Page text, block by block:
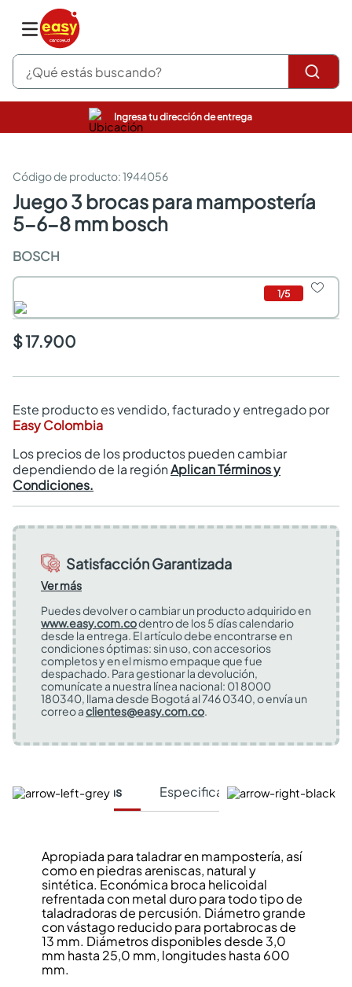
¿Qué estás buscando?
Ingresa tu dirección de entrega
:1944056
juego 3 brocas para mampostería
5-6-8 mm bosch
BOSCH
1/5
$ 17.900
Este producto es vendido, facturado y entregado por
Easy Colombia
Los precios de los productos pueden cambiar
dependiendo de la regiónAplican Términos y
Condiciones.
Satisfacción Garantizada
Ver más
Puedes devolver o cambiar un producto adquirido en
www.easy.com.codentro de los 5 días calendario
desde la entrega. El artículo debe encontrarse en
condiciones óptimas: sin uso, con accesorios
completos y en el mismo empaque que fue
despachado. Para gestionar la devolución,
comunícate a nuestra línea nacional: 01 8000
180340, llama desde Bogotá al 746 0340, o envía un
correo aclientes@easy.com.co.
Características Especificaciones Técnicas
Apropiada para taladrar en mampostería, así
como en piedras areniscas, natural y
sintética. Económica broca helicoidal
refrentada con metal duro para todo tipo de
taladradoras de percusión. Diámetro grande
con vástago reducido para portabrocas de
13 mm. Diámetros disponibles desde 3,0
mm hasta 25,0 mm, longitudes hasta 600
mm.
pinturas
sanitarios
comedor
escritorio
comedores
armarios closet